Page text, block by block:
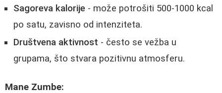
Sagoreva kalorije - može potrošiti 500-1000 kcal
po satu, zavisno od intenziteta.
Društvena aktivnost - često se vežba u
grupama, što stvara pozitivnu atmosferu.
Mane Zumbe: